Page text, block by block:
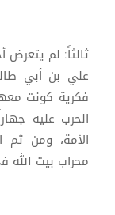
ثالثاً: لم يتعرض
علي بن أبي
فكرية كونت
الحرب عليه
الأمة، ومن ثم
محراب بيت الله